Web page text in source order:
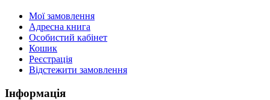
Мої замовлення
Адресна книга
Особистий кабінет
Кошик
Реєстрація
Відстежити замовлення
Інформація